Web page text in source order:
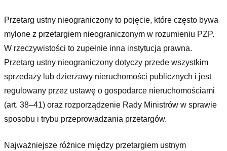
Przetarg ustny nieograniczony to pojęcie, które często bywa
mylone z przetargiem nieograniczonym w rozumieniu PZP.
W rzeczywistości to zupełnie inna instytucja prawna.
Przetarg ustny nieograniczony dotyczy przede wszystkim
sprzedaży lub dzierżawy nieruchomości publicznych i jest
regulowany przez ustawę o gospodarce nieruchomościami
(art. 38–41) oraz rozporządzenie Rady Ministrów w sprawie
sposobu i trybu przeprowadzania przetargów.
Najważniejsze różnice między przetargiem ustnym